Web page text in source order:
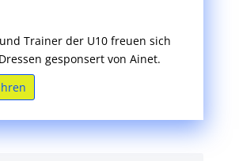
Trainer der U10 freuen sich
gesponsert von Ainet.